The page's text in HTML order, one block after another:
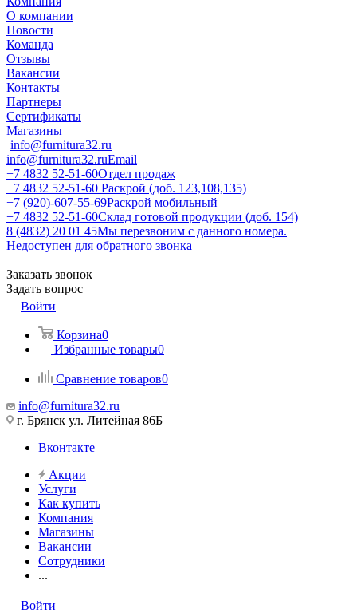
О компании
Новости
Команда
Отзывы
Вакансии
Контакты
Партнеры
Сертификаты
Магазины
info@furnitura32.ru
info@furnitura32.ruEmail
+7 4832 52-51-60Отдел продаж
+7 4832 52-51-60 Раскрой (доб. 123,108,135)
+7 (920)-607-55-69Раскрой мобильный
+7 4832 52-51-60Склад готовой продукции (доб. 154)
8 (4832) 20 01 45Мы перезвоним с данного номера.
Недоступен для обратного звонка
Заказать звонок
Задать вопрос
Войти
Корзина0
Избранные товары0
Сравнение товаров0
info@furnitura32.ru
г. Брянск ул. Литейная 86Б
Вконтакте
Акции
Услуги
Как купить
Компания
Магазины
Вакансии
Сотрудники
...
Войти